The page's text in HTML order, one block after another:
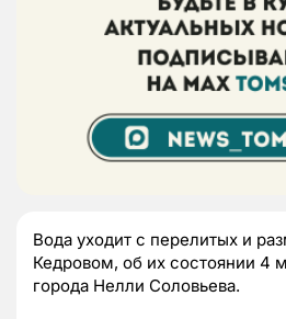
Вода уходит с перелитых и
Кедровом, об их состоянии 4
города Нелли Соловьева.